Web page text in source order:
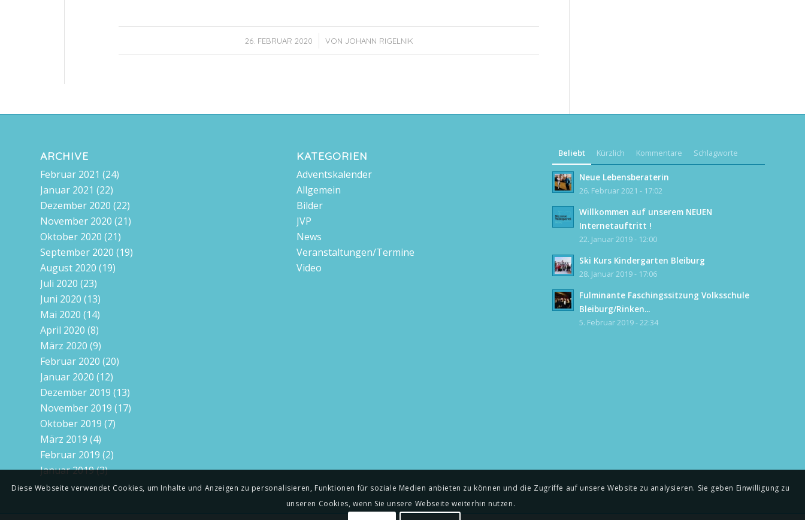
26. FEBRUAR 2020
/ VON JOHANN RIGELNIK
ARCHIVE
Februar 2021 (24)
Januar 2021 (22)
Dezember 2020 (22)
November 2020 (21)
Oktober 2020 (21)
September 2020 (19)
August 2020 (19)
Juli 2020 (23)
Juni 2020 (13)
Mai 2020 (14)
April 2020 (8)
März 2020 (9)
Februar 2020 (20)
Januar 2020 (12)
Dezember 2019 (13)
November 2019 (17)
Oktober 2019 (7)
März 2019 (4)
Februar 2019 (2)
Januar 2019(3)
KATEGORIEN
Adventskalender
Allgemein
Bilder
JVP
News
Veranstaltungen/Termine
Video
Beliebt Kürzlich Kommentare Schlagworte
Neue Lebensberaterin
26. Februar 2021 - 17:02
Willkommen auf unserem NEUEN
Internetauftritt !
22. Januar 2019 - 12:00
Ski Kurs Kindergarten Bleiburg
28. Januar 2019 - 17:06
Fulminante Faschingssitzung Volksschule
Bleiburg/Rinken...
5. Februar 2019 - 22:34
Diese Webseite verwendet Cookies, um Inhalte und Anzeigen zu personalisieren, Funktionen für soziale Medien anbieten zu können und die Zugriffe auf unsere Website zu analysieren. Sie geben Einwilligung zu
unseren Cookies, wenn Sie unsere Webseite weiterhin nutzen.